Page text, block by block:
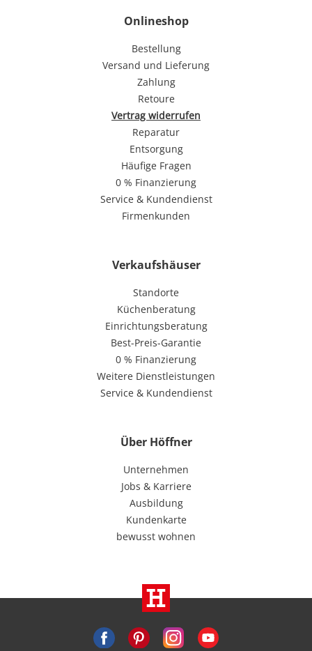
Onlineshop
Bestellung
Versand und Lieferung
Zahlung
Retoure
Vertrag widerrufen
Reparatur
Entsorgung
Häufige Fragen
0 % Finanzierung
Service & Kundendienst
Firmenkunden
Verkaufshäuser
Standorte
Küchenberatung
Einrichtungsberatung
Best-Preis-Garantie
0 % Finanzierung
Weitere Dienstleistungen
Service & Kundendienst
Über Höffner
Unternehmen
Jobs & Karriere
Ausbildung
Kundenkarte
bewusst wohnen